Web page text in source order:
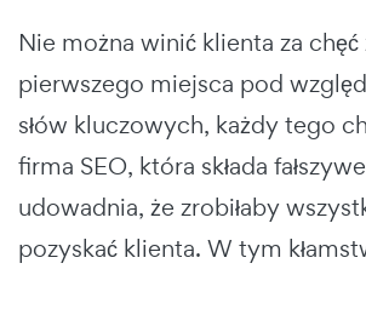
Nie można winić klienta za chęć
pierwszego miejsca pod
słów kluczowych, każdy tego
firma SEO, która składa
udowadnia, że zrobiłaby
pozyskać klienta. W tym